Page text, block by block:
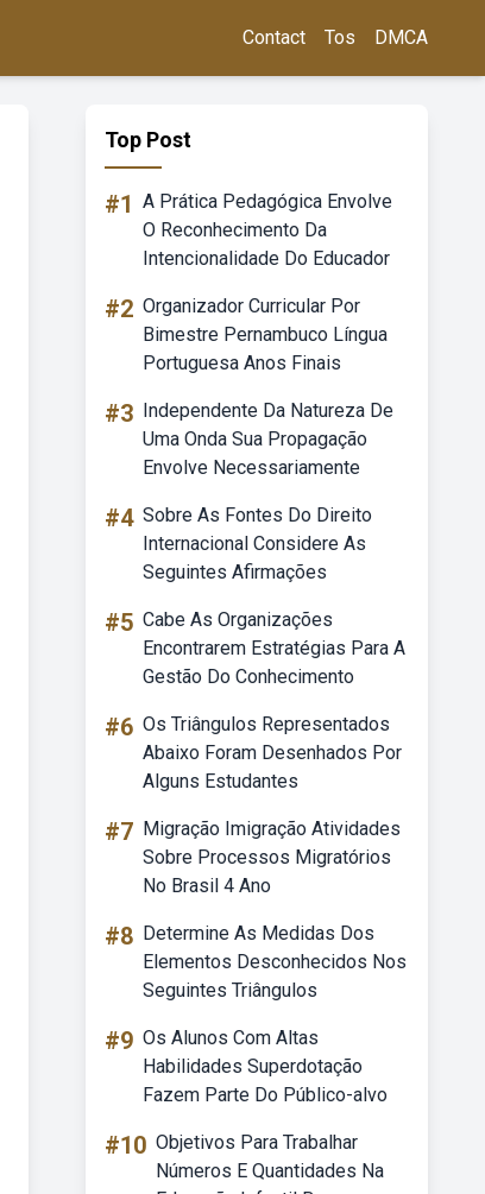
Contact Tos DMCA
Top Post
#1 A Prática Pedagógica Envolve
O Reconhecimento Da
Intencionalidade Do Educador
#2 Organizador Curricular Por
Bimestre Pernambuco Língua
Portuguesa Anos Finais
#3 Independente Da Natureza De
Uma Onda Sua Propagação
Envolve Necessariamente
#4 Sobre As Fontes Do Direito
Internacional Considere As
Seguintes Afirmações
#5 Cabe As Organizações
Encontrarem Estratégias Para A
Gestão Do Conhecimento
#6 Os Triângulos Representados
Abaixo Foram Desenhados Por
Alguns Estudantes
#7 Migração Imigração Atividades
Sobre Processos Migratórios
No Brasil 4 Ano
#8 Determine As Medidas Dos
Elementos Desconhecidos Nos
Seguintes Triângulos
#9 Os Alunos Com Altas
Habilidades Superdotação
Fazem Parte Do Público-alvo
#10 Objetivos Para Trabalhar
Números E Quantidades Na